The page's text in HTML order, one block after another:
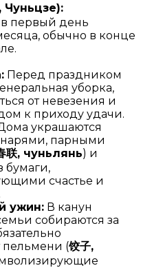
, Чуньцзе):
первый день
обычно в конце
Перед праздником
уборка,
от невезения и
к приходу удачи.
украшаются
парными
联, чуньлянь) и
бумаги,
счастье и
ужин: В канун
собираются за
пельмени (饺子,